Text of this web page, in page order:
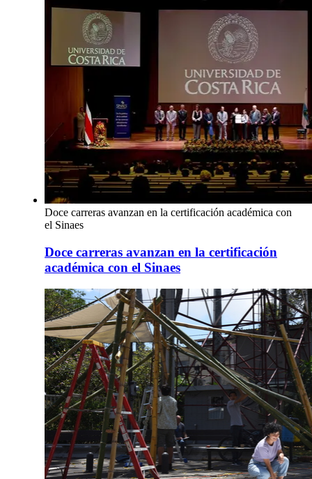
Doce carreras avanzan en la certificación académica con
el Sinaes
Doce carreras avanzan en la certificación
académica con el Sinaes